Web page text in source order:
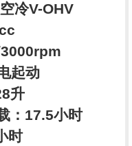
冷V-OHV
起动
升
：17.5小时
时